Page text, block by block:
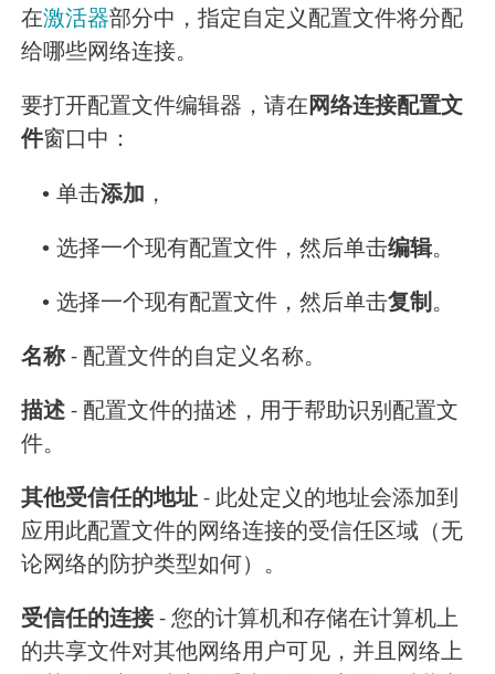
在激活器部分中，指定自定义配置文件将分配
给哪些网络连接。
要打开配置文件编辑器，请在 网络连接配置文
件窗口中：
• 单击添加 ，
• 选择一个现有配置文件，然后单击编辑。
• 选择一个现有配置文件，然后单击复制 。
名称- 配置文件的自定义名称。
描述 - 配置文件的描述，用于帮助识别配置文
件。
其他受信任的地址 - 此处定义的地址会添加到
应用此配置文件的网络连接的受信任区域（无
论网络的防护类型如何）。
受信任的连接- 您的计算机和存储在计算机上
的共享文件对其他网络用户可见，并且网络上